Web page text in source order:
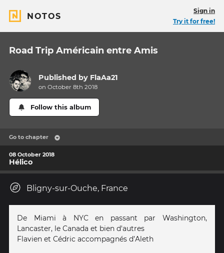
NOTOS
Sign in
Try it for free!
Road Trip Américain entre Amis
Published by FlaAa21
on October 8th 2018
Follow this album
Go to chapter
08 October 2018
Hélico
Bligny-sur-Ouche, France
De Miami à NYC en passant par Washington,
Lancaster, le Canada et bien d'autres
Flavien et Cédric accompagnés d’Aleth